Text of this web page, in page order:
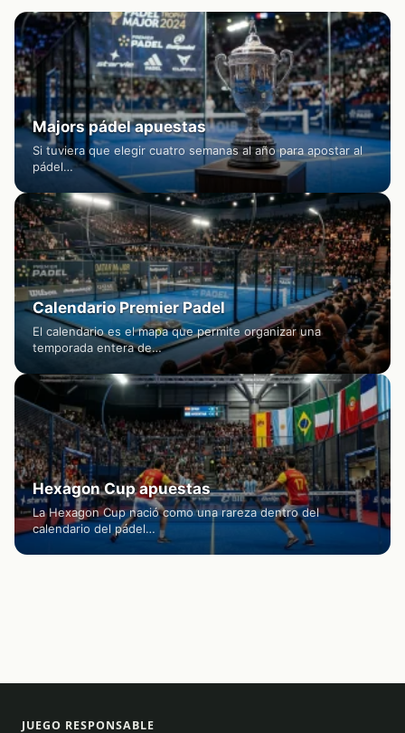
Majors pádel apuestas
Si tuviera que elegir cuatro semanas al año para apostar al
pádel…
Calendario Premier Padel
El calendario es el mapa que permite organizar una
temporada entera de…
Hexagon Cup apuestas
La Hexagon Cup nació como una rareza dentro del
calendario del pádel…
JUEGO RESPONSABLE